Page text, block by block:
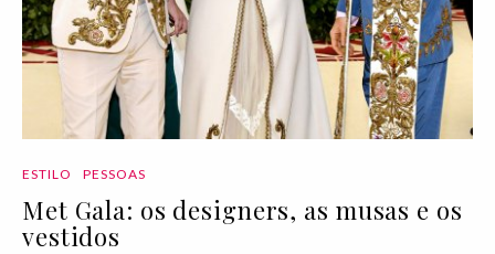
ESTILO PESSOAS
Met Gala: os designers, as musas e os
vestidos